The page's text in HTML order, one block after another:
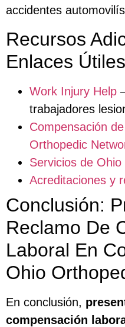
accidentes
Recursos
Enlaces Útiles
Work Injury Help
trabajadores
Compensación
Orthopedic
Servicios de
Acreditaciones y
Conclusión:
Reclamo De
Laboral En
Ohio
En conclusión,
compensación